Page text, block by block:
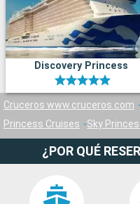
Discovery Princess
Cruceros www.cruceros.com
Princess Cruises
Sky
¿POR QUÉ